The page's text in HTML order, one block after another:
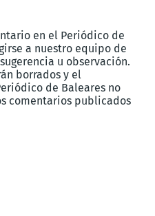
en el Periódico de
a nuestro equipo de
u observación.
borrados y el
de Baleares no
comentarios publicados